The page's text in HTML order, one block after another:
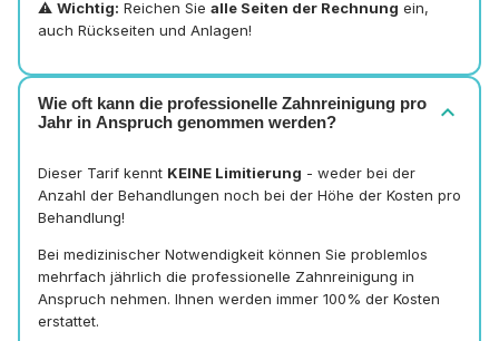
⚠️ Wichtig: Reichen Sie alle Seiten der Rechnung ein,
auch Rückseiten und Anlagen!
Wie oft kann die professionelle Zahnreinigung pro
Jahr in Anspruch genommen werden?
expand_more
Dieser Tarif kennt KEINE Limitierung - weder bei der
Anzahl der Behandlungen noch bei der Höhe der Kosten pro
Behandlung!
Bei medizinischer Notwendigkeit können Sie problemlos
mehrfach jährlich die professionelle Zahnreinigung in
Anspruch nehmen. Ihnen werden immer 100% der Kosten
erstattet.